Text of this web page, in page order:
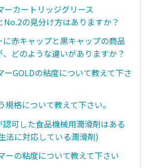
ーカートリッジグリース
の見分け方はありますか？
に赤キャップと黒キャップの商品
どのような違いがありますか？
ーGOLDの粘度について教えて下さ
規格について教えて下さい。
可した食品機械用潤滑剤はある
法に対応している潤滑剤)
ーの粘度について教えて下さい